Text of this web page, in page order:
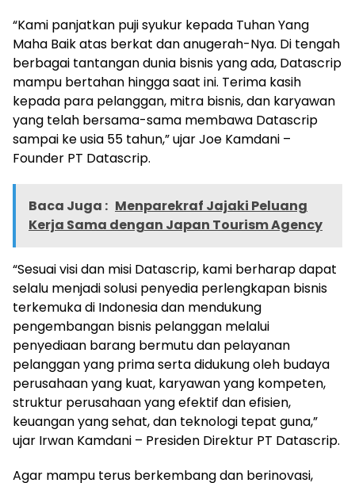
“Kami panjatkan puji syukur kepada Tuhan Yang
Maha Baik atas berkat dan anugerah-Nya. Di tengah
berbagai tantangan dunia bisnis yang ada, Datascrip
mampu bertahan hingga saat ini. Terima kasih
kepada para pelanggan, mitra bisnis, dan karyawan
yang telah bersama-sama membawa Datascrip
sampai ke usia 55 tahun,” ujar Joe Kamdani –
Founder PT Datascrip.
Baca Juga : Menparekraf Jajaki Peluang
Kerja Sama dengan Japan Tourism Agency
“Sesuai visi dan misi Datascrip, kami berharap dapat
selalu menjadi solusi penyedia perlengkapan bisnis
terkemuka di Indonesia dan mendukung
pengembangan bisnis pelanggan melalui
penyediaan barang bermutu dan pelayanan
pelanggan yang prima serta didukung oleh budaya
perusahaan yang kuat, karyawan yang kompeten,
struktur perusahaan yang efektif dan efisien,
keuangan yang sehat, dan teknologi tepat guna,”
ujar Irwan Kamdani – Presiden Direktur PT Datascrip.
Agar mampu terus berkembang dan berinovasi,